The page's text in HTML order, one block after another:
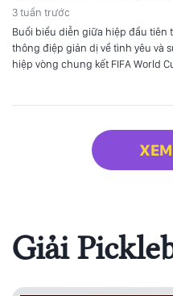
3 tuần trước
Buổi biểu diễn giữa hiệp đầu tiên
thông điệp giản dị về tình yêu và
hiệp vòng chung kết FIFA World
Giải